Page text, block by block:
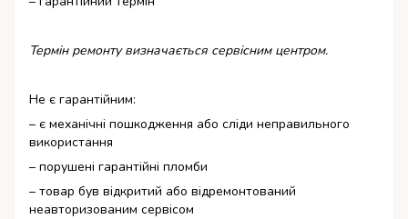
Термін ремонту визначається сервісним центром.
Не є гарантійним:
– є механічні пошкодження або сліди неправильного
використання
– порушені гарантійні пломби
– товар був відкритий або відремонтований
неавторизованим сервісом